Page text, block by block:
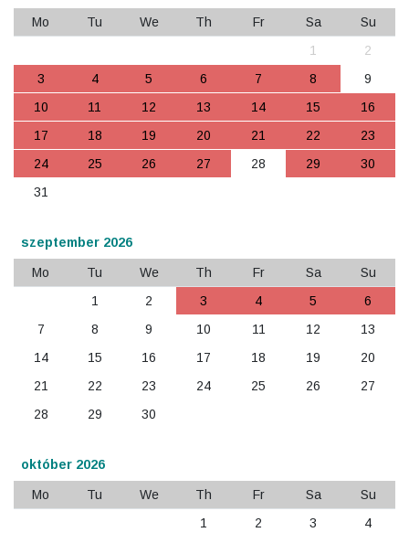
Mo Tu We Th Fr Sa
Su
1
2
3
4 5 6 7 8
9
10
11 12 13 14 15
16
17
18 19 20 21 22
23
24
25 26 27 28 29
30
31
szeptember 2026
Mo Tu We Th Fr Sa
Su
1
2 3 4 5
6
7
8 9 10 11 12
13
14
15 16 17 18 19
20
21
22 23 24 25 26
27
28
29 30
október 2026
Mo Tu We Th Fr Sa
Su
1
2 3
4